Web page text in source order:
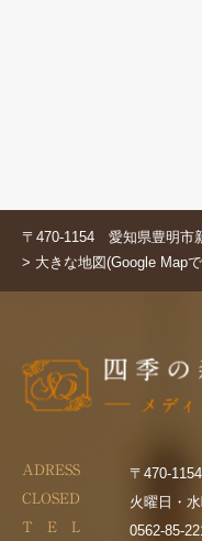
〒470-1154 愛知県豊明市
> 大きな地図(Google Map
ADRESS 〒470-
CLOSED 火曜日・
T E L 0562-85-